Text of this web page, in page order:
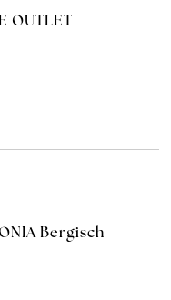
OUTLET
Bergisch